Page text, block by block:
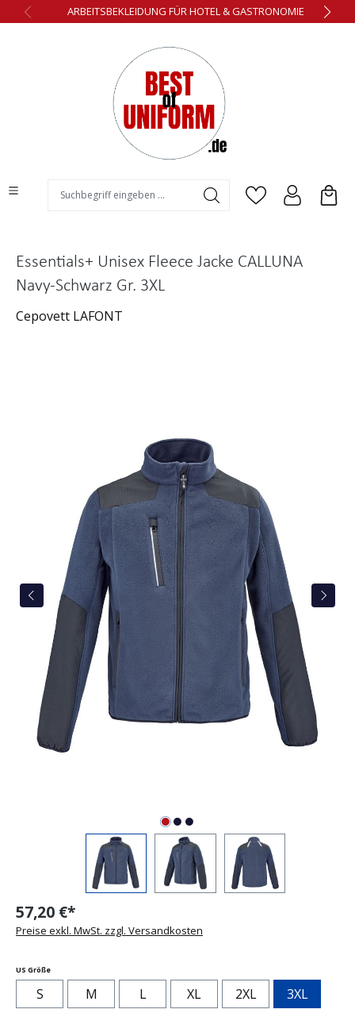
springenARBEITSBEKLEIDUNG FÜR HOTEL & GASTRONOMIE
Essentials+ Unisex Fleece Jacke CALLUNA
Navy-Schwarz Gr. 3XL
Cepovett LAFONT
57,20 €*
Preise exkl. MwSt. zzgl. Versandkosten
US Größeauswählen
S M L XL 2XL 3XL